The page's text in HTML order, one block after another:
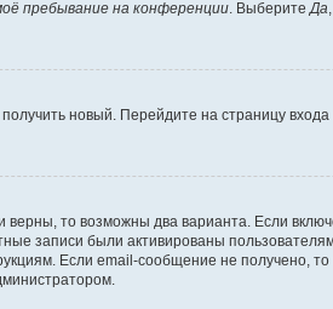
пребывание на конференции . Выберите Да
новый. Перейдите на страницу
то возможны два варианта. Если
записи были активированы
Если email-сообщение не получено,